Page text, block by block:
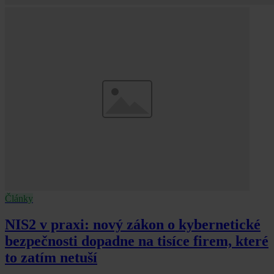
Články
NIS2 v praxi: nový zákon o kybernetické
bezpečnosti dopadne na tisíce firem, které
to zatím netuší